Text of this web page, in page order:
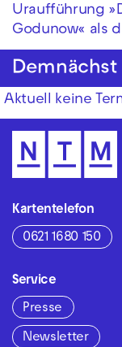
Uraufführung
Godunow« als
Demnächst
Aktuell keine
Kartentelefon
0621 1680 150
Service
Presse
Newsletter